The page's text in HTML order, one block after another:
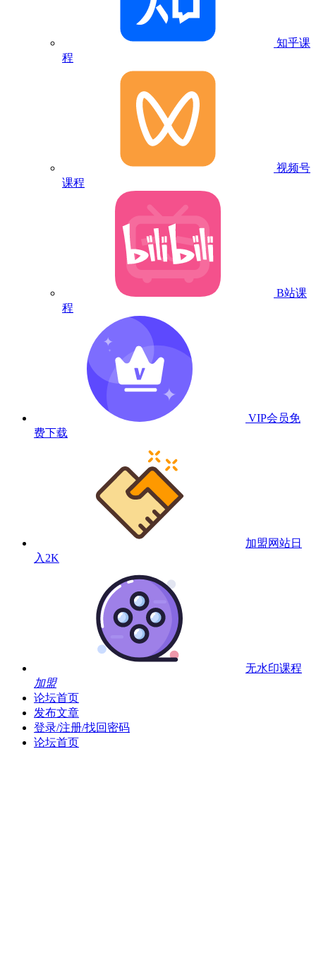
知乎课
程
视频号
课程
B站课
程
VIP会员免
费下载
加盟网站日
入2K
无水印课程
加盟
论坛首页
发布文章
登录/注册/找回密码
论坛首页